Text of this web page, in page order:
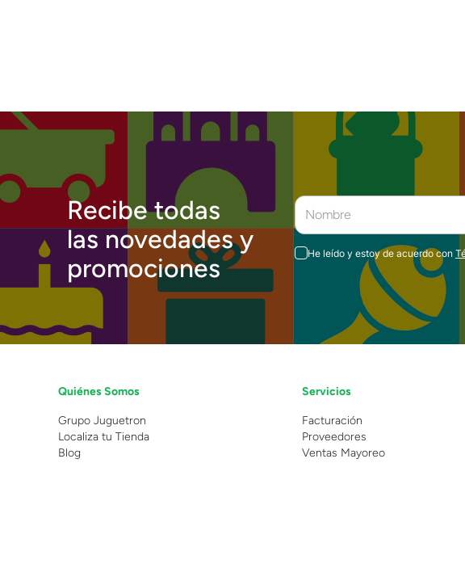
Recibe todas
las novedades y
promociones
He leído y estoy de acuerdo con
Quiénes Somos
Grupo Juguetron
Localiza tu Tienda
Blog
Servicios
Facturación
Proveedores
Ventas Mayoreo